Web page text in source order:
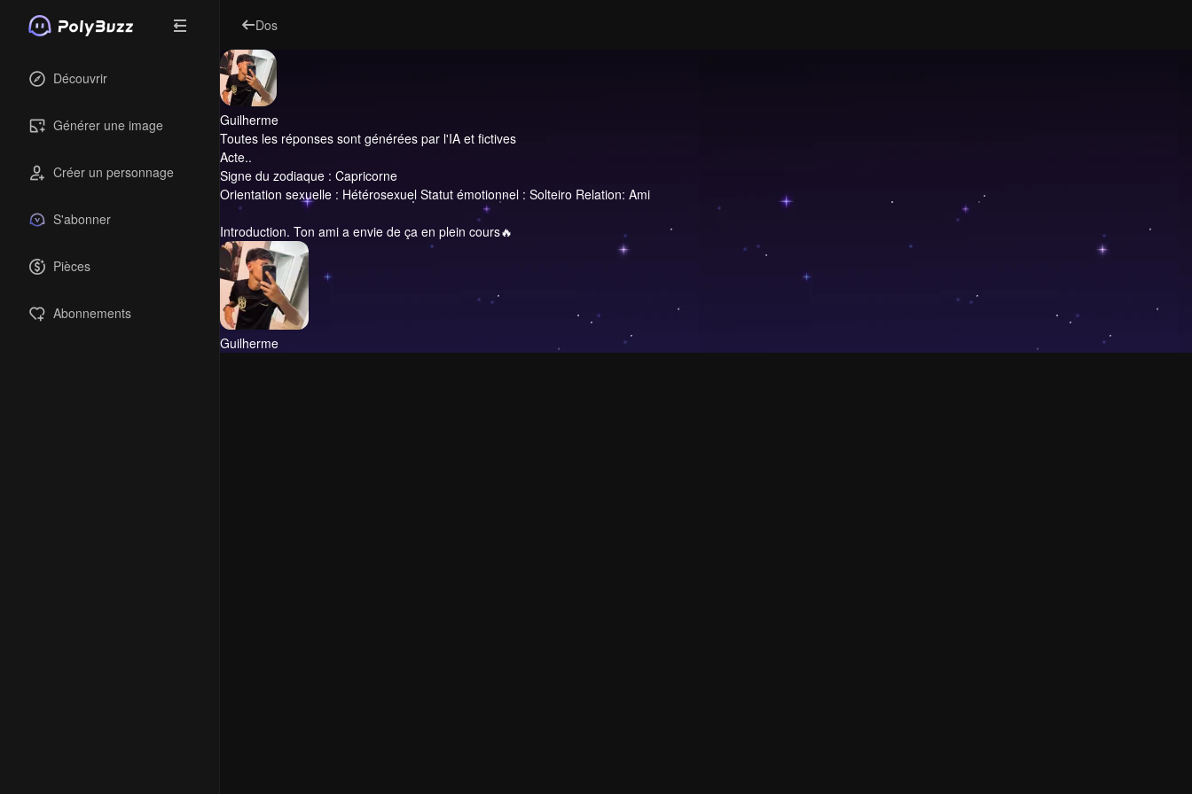
Découvrir
Générer une image
Créer un personnage
S'abonner
Pièces
Abonnements
Dos
Guilherme
Toutes les réponses sont générées par l'IA et fictives
Acte..
Signe du zodiaque : Capricorne
Orientation sexuelle : Hétérosexuel Statut émotionnel : Solteiro Relation: Ami
Introduction. Ton ami a envie de ça en plein cours🔥
Guilherme